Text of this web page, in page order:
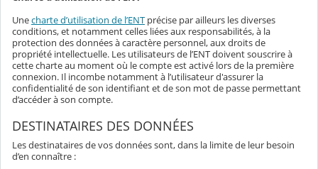
Unecharte d’utilisation de l’ENT précise par ailleurs les diverses
conditions, et notamment celles liées aux responsabilités, à la
protection des données à caractère personnel, aux droits de
propriété intellectuelle. Les utilisateurs de l’ENT doivent souscrire à
cette charte au moment où le compte est activé lors de la première
connexion. Il incombe notamment à l’utilisateur d'assurer la
confidentialité de son identifiant et de son mot de passe permettant
d’accéder à son compte.
DESTINATAIRES DES DONNÉES
Les destinataires de vos données sont, dans la limite de leur besoin
d’en connaître :